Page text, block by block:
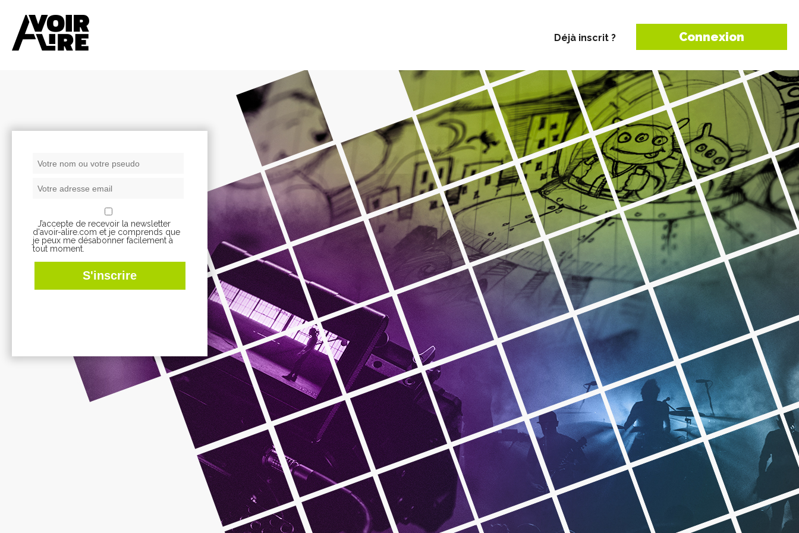
Déjà inscrit ? Connexion
J’accepte de recevoir la newsletter
d'avoir-alire.com et je comprends que
je peux me désabonner facilement à
tout moment.